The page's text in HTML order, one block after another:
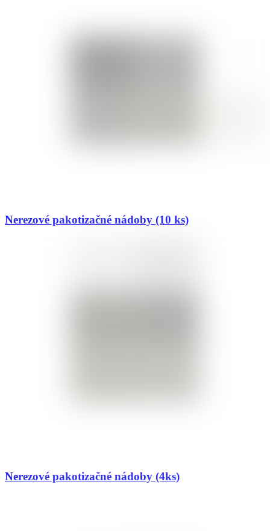
Nerezové pakotizačné nádoby (10 ks)
Nerezové pakotizačné nádoby (4ks)